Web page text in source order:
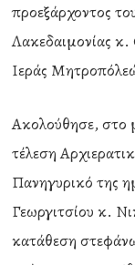
προεξάρχοντος
Λακεδαιμονίας
Ιεράς
Ακολούθησε, στο
τέλεση
Πανηγυρικό της
Γεωργιτσίου κ.
κατάθεση